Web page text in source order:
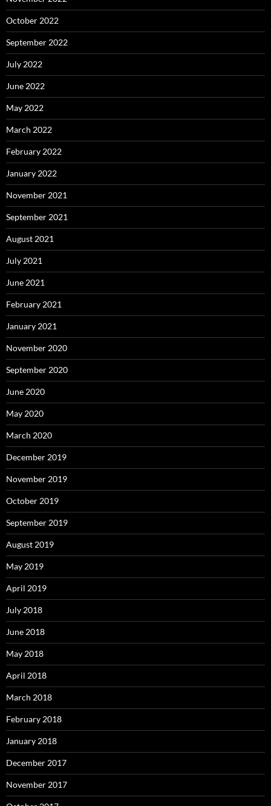
October 2022
September 2022
July 2022
June 2022
May 2022
March 2022
February 2022
January 2022
November 2021
September 2021
August 2021
July 2021
June 2021
February 2021
January 2021
November 2020
September 2020
June 2020
May 2020
March 2020
December 2019
November 2019
October 2019
September 2019
August 2019
May 2019
April 2019
July 2018
June 2018
May 2018
April 2018
March 2018
February 2018
January 2018
December 2017
November 2017